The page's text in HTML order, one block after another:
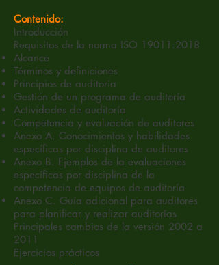
Contenido:
Introducción
Requisitos de la norma ISO 19011:2018
Alcance
Términos y definiciones
Principios de auditoría
Gestión de un programa de auditoría
Actividades de auditoría
Competencia y evaluación de auditores
Anexo A. Conocimientos y habilidades
específicas por disciplina de auditores
Anexo B. Ejemplos de la evaluaciones
específicas por disciplina de la
competencia de equipos de auditoría
Anexo C. Guía adicional para auditores
para planificar y realizar auditorías
Principales cambios de la versión 2002 a
2011
Ejercicios prácticos